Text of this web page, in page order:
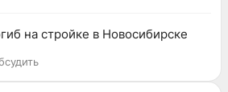
на стройке в Новосибирске